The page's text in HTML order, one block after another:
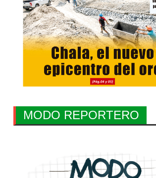
MODO REPORTERO